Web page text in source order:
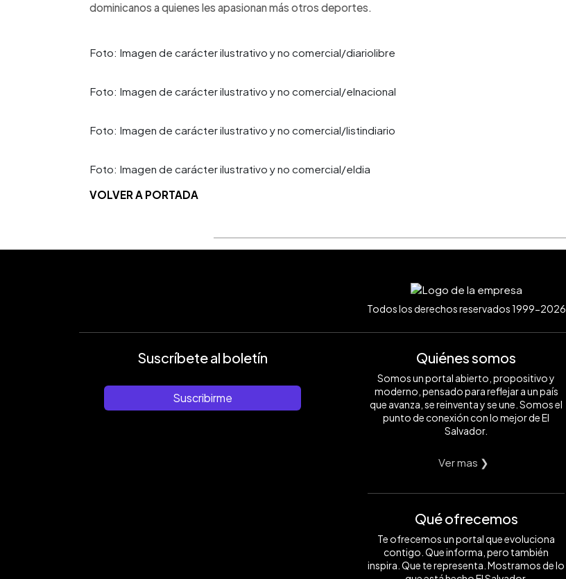
dominicanos a quienes les apasionan más otros deportes.
Foto: Imagen de carácter ilustrativo y no comercial/diariolibre
Foto: Imagen de carácter ilustrativo y no comercial/elnacional
Foto: Imagen de carácter ilustrativo y no comercial/listindiario
Foto: Imagen de carácter ilustrativo y no comercial/eldia
VOLVER A PORTADA
Todos los derechos reservados 1999-2026
Suscríbete al boletín
Suscribirme
Quiénes somos
Somos un portal abierto, propositivo y
moderno, pensado para reflejar a un país
que avanza, se reinventa y se une. Somos el
punto de conexión con lo mejor de El
Salvador.
Ver mas ❯
Qué ofrecemos
Te ofrecemos un portal que evoluciona
contigo. Que informa, pero también
inspira. Que te representa. Mostramos de lo